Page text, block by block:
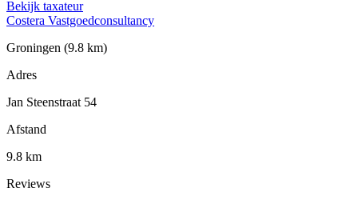
Bekijk taxateur
Costera Vastgoedconsultancy
Groningen (9.8 km)
Adres
Jan Steenstraat 54
Afstand
9.8 km
Reviews